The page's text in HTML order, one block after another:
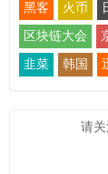
黑客 火币
区块链大会
韭菜 韩国
请